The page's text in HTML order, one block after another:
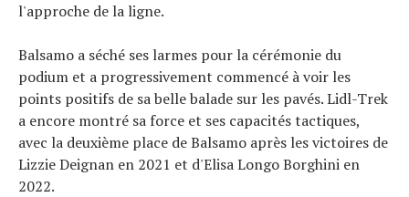
l'approche de la ligne.
Balsamo a séché ses larmes pour la cérémonie du
podium et a progressivement commencé à voir les
points positifs de sa belle balade sur les pavés. Lidl-Trek
a encore montré sa force et ses capacités tactiques,
avec la deuxième place de Balsamo après les victoires de
Lizzie Deignan en 2021 et d'Elisa Longo Borghini en
2022.